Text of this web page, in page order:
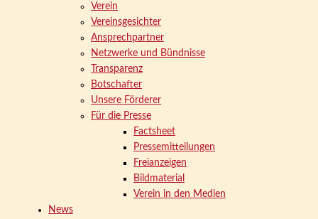
Verein
Vereinsgesichter
Ansprechpartner
Netzwerke und Bündnisse
Transparenz
Botschafter
Unsere Förderer
Für die Presse
Factsheet
Pressemitteilungen
Freianzeigen
Bildmaterial
Verein in den Medien
News